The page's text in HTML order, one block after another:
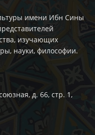
имени Ибн Сины
изучающих
науки, философии.
д. 66, стр. 1,